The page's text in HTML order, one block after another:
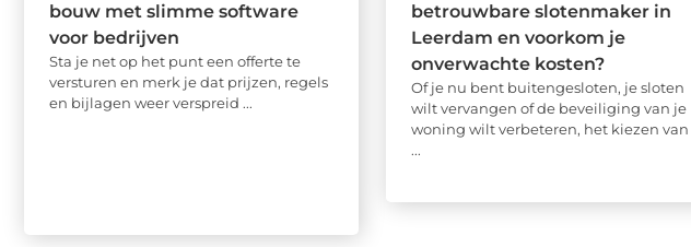
bouw met slimme software
voor bedrijven
Sta je net op het punt een offerte te
versturen en merk je dat prijzen, regels
en bijlagen weer verspreid ...
betrouwbare slotenmaker in
Leerdam en voorkom je
onverwachte kosten?
Of je nu bent buitengesloten, je sloten
wilt vervangen of de beveiliging van je
woning wilt verbeteren, het kiezen van
...